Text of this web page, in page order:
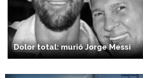
Dolor total: murió Jorge Messi